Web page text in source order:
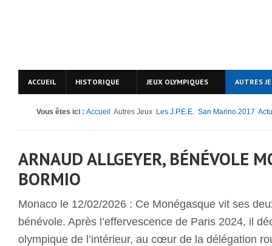
ACCUEIL HISTORIQUE JEUX OLYMPIQUES AUTRES
Vous êtes ici : Accueil Autres Jeux Les J.P.E.E. San Marino 2017
ARNAUD ALLGEYER, BÉNÉVOLE
BORMIO
Monaco le 12/02/2026 : Ce Monégasque vit ses
bénévole. Après l’effervescence de Paris 2024, il
olympique de l’intérieur, au cœur de la délégation